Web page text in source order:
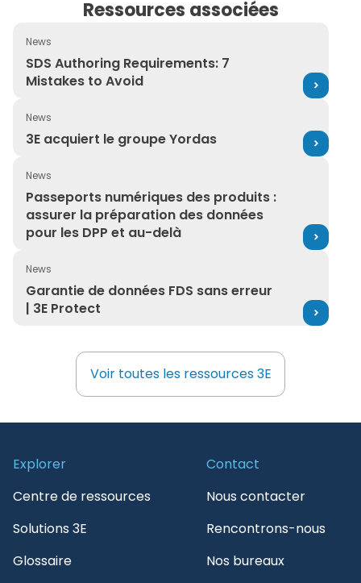
Ressources associées
News
SDS Authoring Requirements: 7
Mistakes to Avoid
SDS Authoring Requirements: 7 Mistakes to Avoid
News
3E acquiert le groupe Yordas
3E acquiert le groupe Yordas
News
Passeports numériques des produits :
assurer la préparation des données
pour les DPP et au-delà
Passeports numériques des produits : assurer la
News
Garantie de données FDS sans erreur
| 3E Protect
Garantie de données FDS sans erreur | 3E Protect
Voir toutes les ressources 3E
Voir toutes les ressources 3E
Explorer
Centre de ressources
Solutions 3E
Glossaire
Contact
Nous contacter
Rencontrons-nous
Nos bureaux